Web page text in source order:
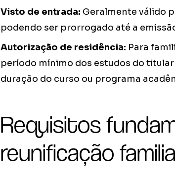
Visto de entrada: Geralmente válido
podendo ser prorrogado até a
Autorização de residência: Para
período mínimo dos estudos do
duração do curso ou programa
Requisitos
reunificação